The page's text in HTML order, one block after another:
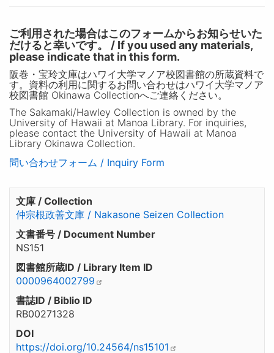
ご利用された場合はこのフォームからお知らせいた
だけると幸いです。 / If you used any materials,
please indicate that in this form.
阪巻・宝玲文庫はハワイ大学マノア校図書館の所蔵資料で
す。資料の利用に関するお問い合わせはハワイ大学マノア
校図書館 Okinawa Collectionへご連絡ください。
The Sakamaki/Hawley Collection is owned by the
University of Hawaii at Manoa Library. For inquiries,
please contact the University of Hawaii at Manoa
Library Okinawa Collection.
問い合わせフォーム / Inquiry Form
文庫 / Collection
仲宗根政善文庫 / Nakasone Seizen Collection
文書番号 / Document Number
NS151
図書館所蔵ID / Library Item ID
0000964002799
書誌ID / Biblio ID
RB00271328
DOI
https://doi.org/10.24564/ns15101